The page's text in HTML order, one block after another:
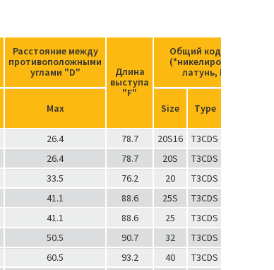
Расстояние между
противоположными
углами "D"
Длина
выступа
"F"
Общий код заказа
(*никелированная
латунь, NPT)
Max Size Type
26.4 78.7 20S16 T3CDS
26.4 78.7 20S T3CDS
33.5 76.2 20 T3CDS
41.1 88.6 25S T3CDS
41.1 88.6 25 T3CDS
50.5 90.7 32 T3CDS
60.5 93.2 40 T3CDS